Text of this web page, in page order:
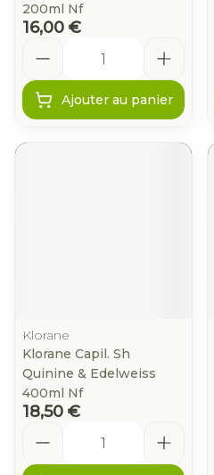
200ml Nf
16,00 €
Ajouter au panier
Klorane
Klorane Capil. Sh
Quinine & Edelweiss
400ml Nf
18,50 €